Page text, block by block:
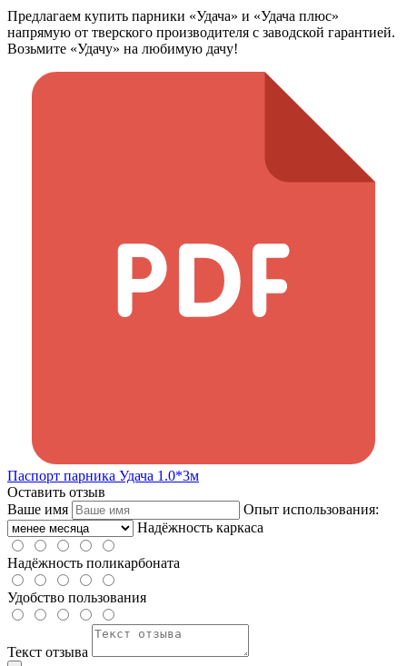
Предлагаем купить парники «Удача» и «Удача плюс»
напрямую от тверского производителя с заводской гарантией.
Возьмите «Удачу» на любимую дачу!
Паспорт парника Удача 1.0*3м
Оставить отзыв
Ваше имя
Опыт использования:
Надёжность каркаса
Надёжность поликарбоната
Удобство пользования
Текст отзыва